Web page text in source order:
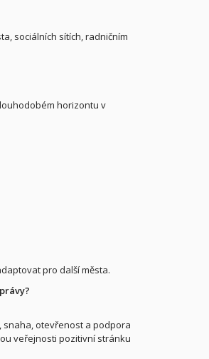
sociálních sítích, radničním
horizontu v
pro další města.
snaha, otevřenost a podpora
veřejnosti pozitivní stránku